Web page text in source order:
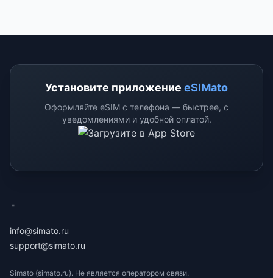
Установите приложение eSIMato
Оформляйте eSIM с телефона — быстрее, с
уведомлениями и удобной оплатой.
info@simato.ru
support@simato.ru
Simato (simato.ru). Не является оператором связи.